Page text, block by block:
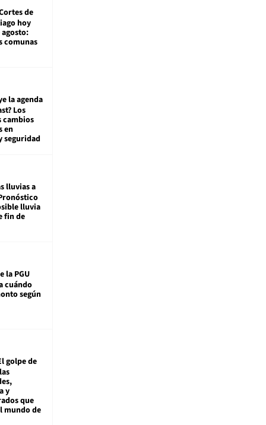
de
hoy
agosto:
comunas
la agenda
Los
cambios
en
seguridad
lluvias a
lluvia
fin de
la PGU
cuándo
según
golpe de
y
que
mundo de